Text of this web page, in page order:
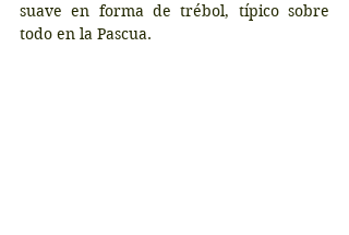
suave en forma de trébol, típico sobre
todo en la Pascua.